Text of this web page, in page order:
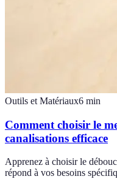
Outils et Matériaux6 min
Comment choisir le
canalisations efficace
Apprenez à choisir le
répond à vos besoins